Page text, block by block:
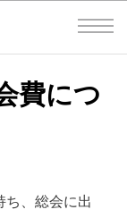
費につ
ち、総会に出